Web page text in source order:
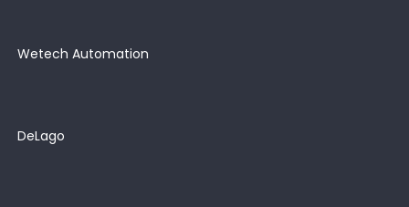
Wetech Automation
DeLago